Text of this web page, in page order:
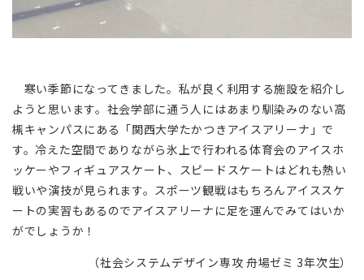
寒い季節になってきました。私が良く利用する施設を紹介し
ようと思います。社会学部に通う人にはあまり馴染みのない高
槻キャンパスにある「関西大学たかつきアイスアリーナ」で
す。冷えた空間でありながら氷上で行われる体育会のアイスホ
ッケーやフィギュアスケート、スピードスケートはどれも熱い
戦いや演技が見られます。スポーツ観戦はもちろんアイススケ
ートの実習もあるのでアイスアリーナに足を運んでみてはいか
がでしょうか！
（社会システムデザイン専攻 舟場ゼミ 3年次生）